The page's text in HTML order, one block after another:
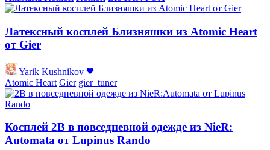
Латексный косплей Близняшки из Atomic Heart
от Gier
Yarik Kushnikov
Atomic Heart Gier gier_tuner
Косплей 2B в повседневной одежде из NieR:
Automata от Lupinus Rando